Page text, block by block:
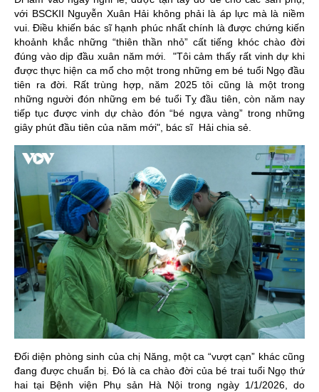
với BSCKII Nguyễn Xuân Hải không phải là áp lực mà là niềm
vui. Điều khiến bác sĩ hạnh phúc nhất chính là được chứng kiến
khoảnh khắc những “thiên thần nhỏ” cất tiếng khóc chào đời
đúng vào dịp đầu xuân năm mới. "Tôi cảm thấy rất vinh dự khi
được thực hiện ca mổ cho một trong những em bé tuổi Ngọ đầu
tiên ra đời. Rất trùng hợp, năm 2025 tôi cũng là một trong
những người đón những em bé tuổi Tỵ đầu tiên, còn năm nay
tiếp tục được vinh dự chào đón “bé ngựa vàng” trong những
giây phút đầu tiên của năm mới", bác sĩ Hải chia sẻ.
Đối diện phòng sinh của chị Năng, một ca “vượt cạn” khác cũng
đang được chuẩn bị. Đó là ca chào đời của bé trai tuổi Ngọ thứ
hai tại Bệnh viện Phụ sản Hà Nội trong ngày 1/1/2026, do